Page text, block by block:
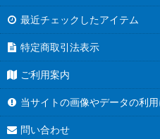
最近チェックしたアイテム
特定商取引法表示
ご利用案内
当サイトの画像やデータの利
問い合わせ